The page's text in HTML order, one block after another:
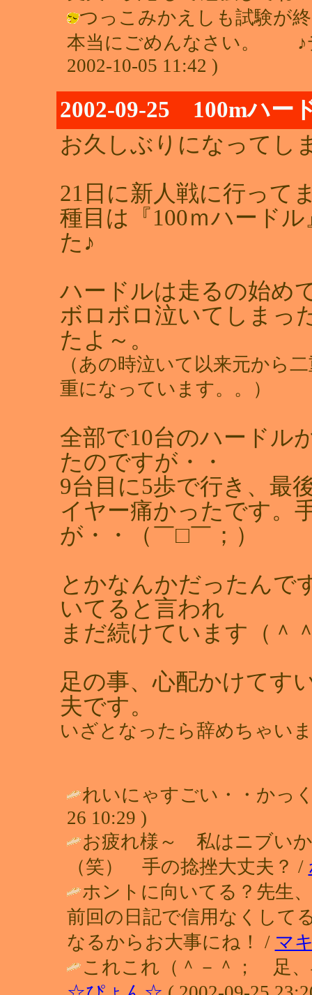
つっこみかえしも試験が
本当にごめんなさい。 ♪
2002-10-05 11:42 )
2002-09-25 100mハー
お久しぶりになってし
21日に新人戦に行って
種目は『100ｍハード
た♪
ハードルは走るの始め
ボロボロ泣いてしまっ
たよ～。
（あの時泣いて以来元から
重になっています。。）
全部で10台のハードル
たのですが・・
9台目に5歩で行き、最
イヤー痛かったです。
が・・（￣□￣；）
とかなんかだったんで
いてると言われ
まだ続けています（＾
足の事、心配かけてす
夫です。
いざとなったら辞めちゃい
れいにゃすごい・・かっ
26 10:29 )
お疲れ様～ 私はニブい
（笑） 手の捻挫大丈夫？ /
ホントに向いてる？先生
前回の日記で信用なくし
なるからお大事にね！ / マ
これこれ（＾－＾； 足